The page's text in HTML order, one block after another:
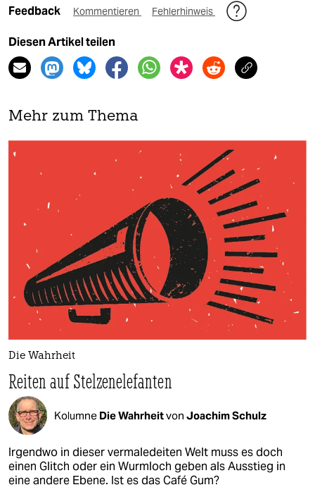
Feedback Kommentieren Fehlerhinweis
Diesen Artikel teilen
Mehr zum Thema
Die Wahrheit
Reiten auf Stelzenelefanten
Kolumne Die Wahrheitvon Joachim Schulz
Irgendwo in dieser vermaledeiten Welt muss es doch
einen Glitch oder ein Wurmloch geben als Ausstieg in
eine andere Ebene. Ist es das Café Gum?